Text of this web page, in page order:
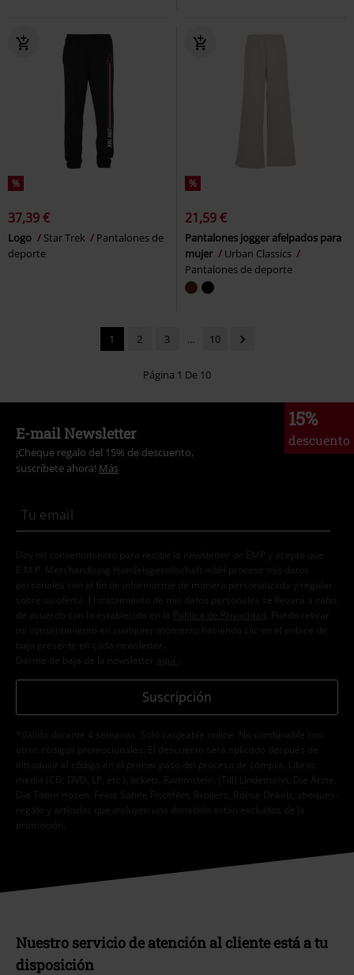
%
37,39 €
Logo Star Trek
Pantalones de
deporte
%
21,59 €
Pantalones jogger afelpados para
mujer
Urban Classics
Pantalones de deporte
1 2 3 ... 10
Página 1 De 10
15%
descuento
E-mail Newsletter
¡Cheque regalo del 15% de descuento,
suscríbete ahora! Más
Doy mi consentimiento para recibir la newsletter de EMP y acepto que
E.M.P. Merchandising Handelsgesellschaft mbH procese mis datos
personales con el fin de informarme de manera personalizada y regular
sobre su oferta. El tratamiento de mis datos personales se llevará a cabo
de acuerdo con lo establecido en la
Política de Privacidad . Puedo retirar
mi consentimiento en cualquier momento haciendo clic en el enlace de
baja presente en cada newsletter.
Darme de baja de la newsletter
aquí
Suscripción
*Válido durante 4 semanas. Solo canjeable online. No combinable con
otros códigos promocionales. El descuento será aplicado después de
introducir el código en el primer paso del proceso de compra. Libros,
media (CD, DVD, LP, etc.), tickets, Rammstein, (Till) Lindemann, Die Ärzte,
Die Toten Hosen, Feine Sahne Fischfilet, Broilers, Böhse Onkelz, cheques-
regalo y artículos que incluyen una donación están excluidos de la
promoción.
Nuestro servicio de atención al cliente está a tu
disposición